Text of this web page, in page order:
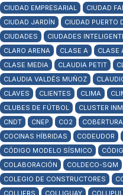
CIUDAD EMPRESARIAL CIUDAD
CIUDAD JARDÍN
CIUDAD PUERTO
CIUDADES
CIUDADES
CLARO ARENA
CLASE A CLASE
CLASE MEDIA
CLAUDIA PETIT
CLAUDIA VALDÉS MUÑOZ
CLAVES
CLIENTES CLIMA
CLUBES DE FÚTBOL
CLUSTER
CNDT
CNEP CO2
COCINAS HÍBRIDAS
CODEUDOR
CÓDIGO MODELO SÍSMICO
COLABORACIÓN
COLDECO-SQM
COLEGIO DE CONSTRUCTORES